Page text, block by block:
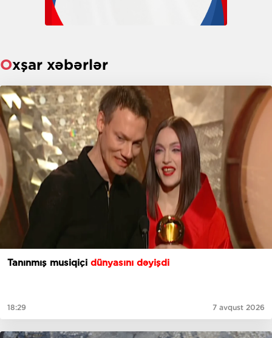
Oxşar xəbərlər
Tanınmış musiqiçi dünyasını dəyişdi
18:29 7 avqust 2026